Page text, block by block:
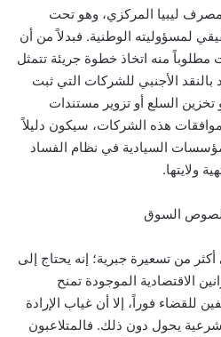
ليبيا المركزي، وهو تحت
لمسؤوليته الوطنية. فبدلاً من أن
مطلوباً منه اتخاذ خطوة جريئة تتمثل
الأجنبي للشركات التي ثبت
تخزين السلع أو تزوير مستندات
هذه الشركات، سيكون دليلاً
السيادية في نظام الفساد
ولايتها.
لصوص السوق
من تسعيرة جبرية؛ إنه يحتاج إلى
الاقتصادية الموجودة تمنح
للقضاء فوراً، إلا أن غياب الإرادة
يحول دون ذلك. فالمتلاعبون